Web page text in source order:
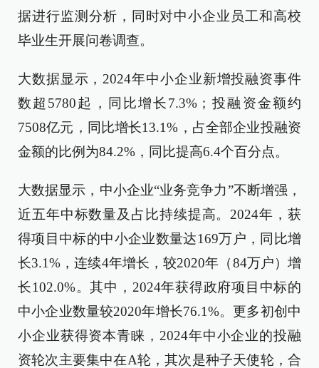
据进行监测分析，同时对中小企业员工和高校
毕业生开展问卷调查。
大数据显示，2024年中小企业新增投融资事件
数超5780起，同比增长7.3%；投融资金额约
7508亿元，同比增长13.1%，占全部企业投融资
金额的比例为84.2%，同比提高6.4个百分点。
大数据显示，中小企业“业务竞争力”不断增强，
近五年中标数量及占比持续提高。2024年，获
得项目中标的中小企业数量达169万户，同比增
长3.1%，连续4年增长，较2020年（84万户）增
长102.0%。其中，2024年获得政府项目中标的
中小企业数量较2020年增长76.1%。更多初创中
小企业获得资本青睐，2024年中小企业的投融
资轮次主要集中在A轮，其次是种子天使轮，合